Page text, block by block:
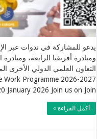
ومبادرة أفريقيا الرابعة،
Work Programme 2026-2027
2026 Join us on Join …
أكمل القراءة »